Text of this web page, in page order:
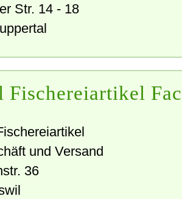
Str. 14 - 18
und Versand
36